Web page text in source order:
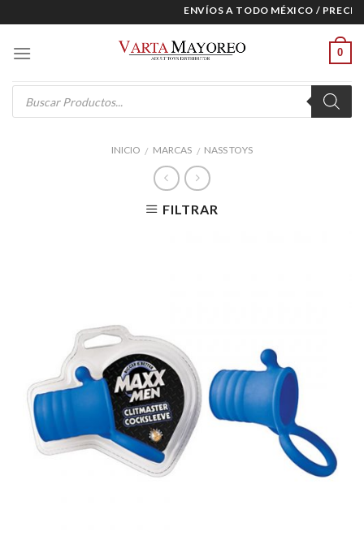
to
content
ENVÍOS A TODO MÉXICO / PRECIOS
0
Products
search
INICIO / MARCAS / NASS TOYS
FILTRAR